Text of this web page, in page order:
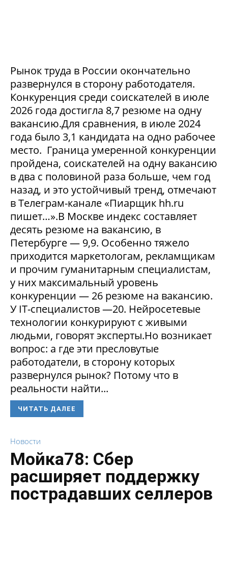
Рынок труда в России окончательно
развернулся в сторону работодателя.
Конкуренция среди соискателей в июле
2026 года достигла 8,7 резюме на одну
вакансию.Для сравнения, в июле 2024
года было 3,1 кандидата на одно рабочее
место. Граница умеренной конкуренции
пройдена, соискателей на одну вакансию
в два с половиной раза больше, чем год
назад, и это устойчивый тренд, отмечают
в Телеграм-канале «Пиарщик hh.ru
пишет…».В Москве индекс составляет
десять резюме на вакансию, в
Петербурге — 9,9. Особенно тяжело
приходится маркетологам, рекламщикам
и прочим гуманитарным специалистам,
у них максимальный уровень
конкуренции — 26 резюме на вакансию.
У IT-специалистов —20. Нейросетевые
технологии конкурируют с живыми
людьми, говорят эксперты.Но возникает
вопрос: а где эти пресловутые
работодатели, в сторону которых
развернулся рынок? Потому что в
реальности найти...
ЧИТАТЬ ДАЛЕЕ
Новости
Мойка78: Сбер
расширяет поддержку
пострадавших селлеров